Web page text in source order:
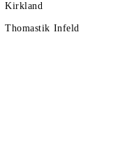
Kirkland
Thomastik Infeld